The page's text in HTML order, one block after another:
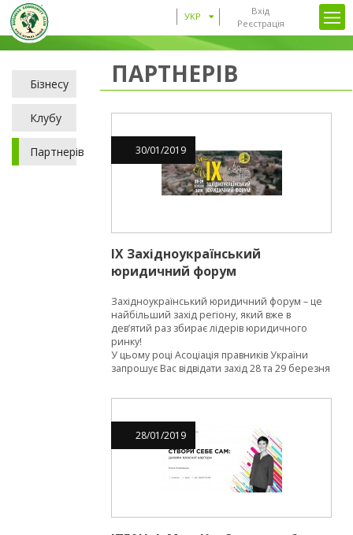
Вхід
Реєстрація
УКР
Бізнесу
Клубу
Партнерів
ПАРТНЕРІВ
30/01/2019
IX Західноукраїнський
юридичний форум
Західноукраїнський юридичний форум – це
найбільший захід регіону, який вже в
дев’ятий раз збирає лідерів юридичного
ринку!
У цьому році Асоціація правників України
запрошує Вас відвідати захід 28 та 29 березня
28/01/2019